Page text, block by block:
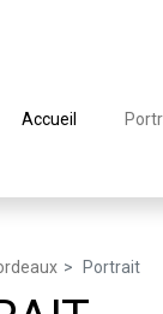
Accueil
Portrait